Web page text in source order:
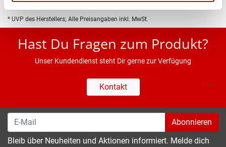
* UVP des Herstellers; Alle Preisangaben inkl. MwSt.
Hast Du Fragen zum Produkt?
Unser Kundendienst steht Dir gerne zur Verfügung
Kontakt
Abonnieren
Bleib über Neuheiten und Aktionen informiert. Melde dich